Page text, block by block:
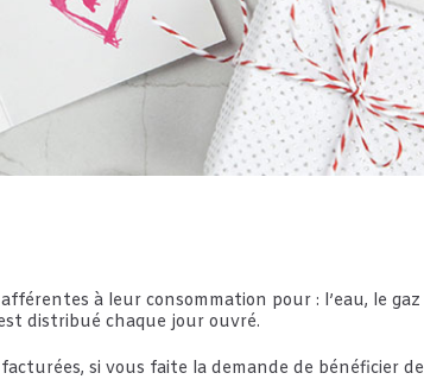
à leur consommation pour : l’eau, le gaz
distribué chaque jour ouvré.
si vous faite la demande de bénéficier de